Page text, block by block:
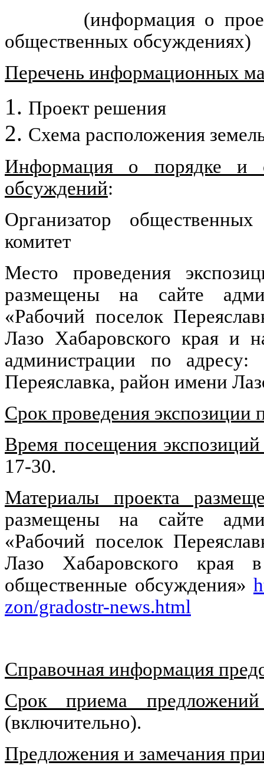
(информация о
общественных обсуждениях)
Перечень информационных
Проект решения
Схема расположения
Информация о порядке и
обсуждений:
Организатор
комитет
Место проведения
размещены на сайте
«Рабочий поселок
Лазо Хабаровского края и
администрации по
Переяславка, район имени
Срок проведения экспозиции
Время посещения экспозиций
17-30.
Материалы проекта
размещены на сайте
«Рабочий поселок
Лазо Хабаровского края
общественные обсуждения»
zon/gradostr-news.html
Справочная информация
Срок приема
(включительно).
Предложения и замечания